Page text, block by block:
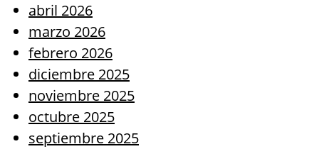
abril 2026
marzo 2026
febrero 2026
diciembre 2025
noviembre 2025
octubre 2025
septiembre 2025